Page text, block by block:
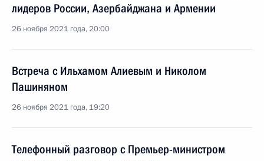
лидеров России, Азербайджана и Армении
26 ноября 2021 года, 20:00
Встреча с Ильхамом Алиевым и Николом
Пашиняном
26 ноября 2021 года, 19:20
Телефонный разговор с Премьер-министром